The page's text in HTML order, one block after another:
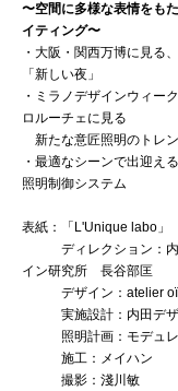
〜空間に多様な表情をも
イティング〜
・大阪・関西万博に見る
「新しい夜」
・ミラノデザインウィー
ロルーチェに見る
新たな意匠照明のトレ
・最適なシーンで出迎え
照明制御システム
表紙：「L'Unique labo」
ディレクション：内
イン研究所 長谷部匡
デザイン：atelier oï
実施設計：内田デザ
照明計画：モデュレ
施工：メイハン
撮影：淺川敏